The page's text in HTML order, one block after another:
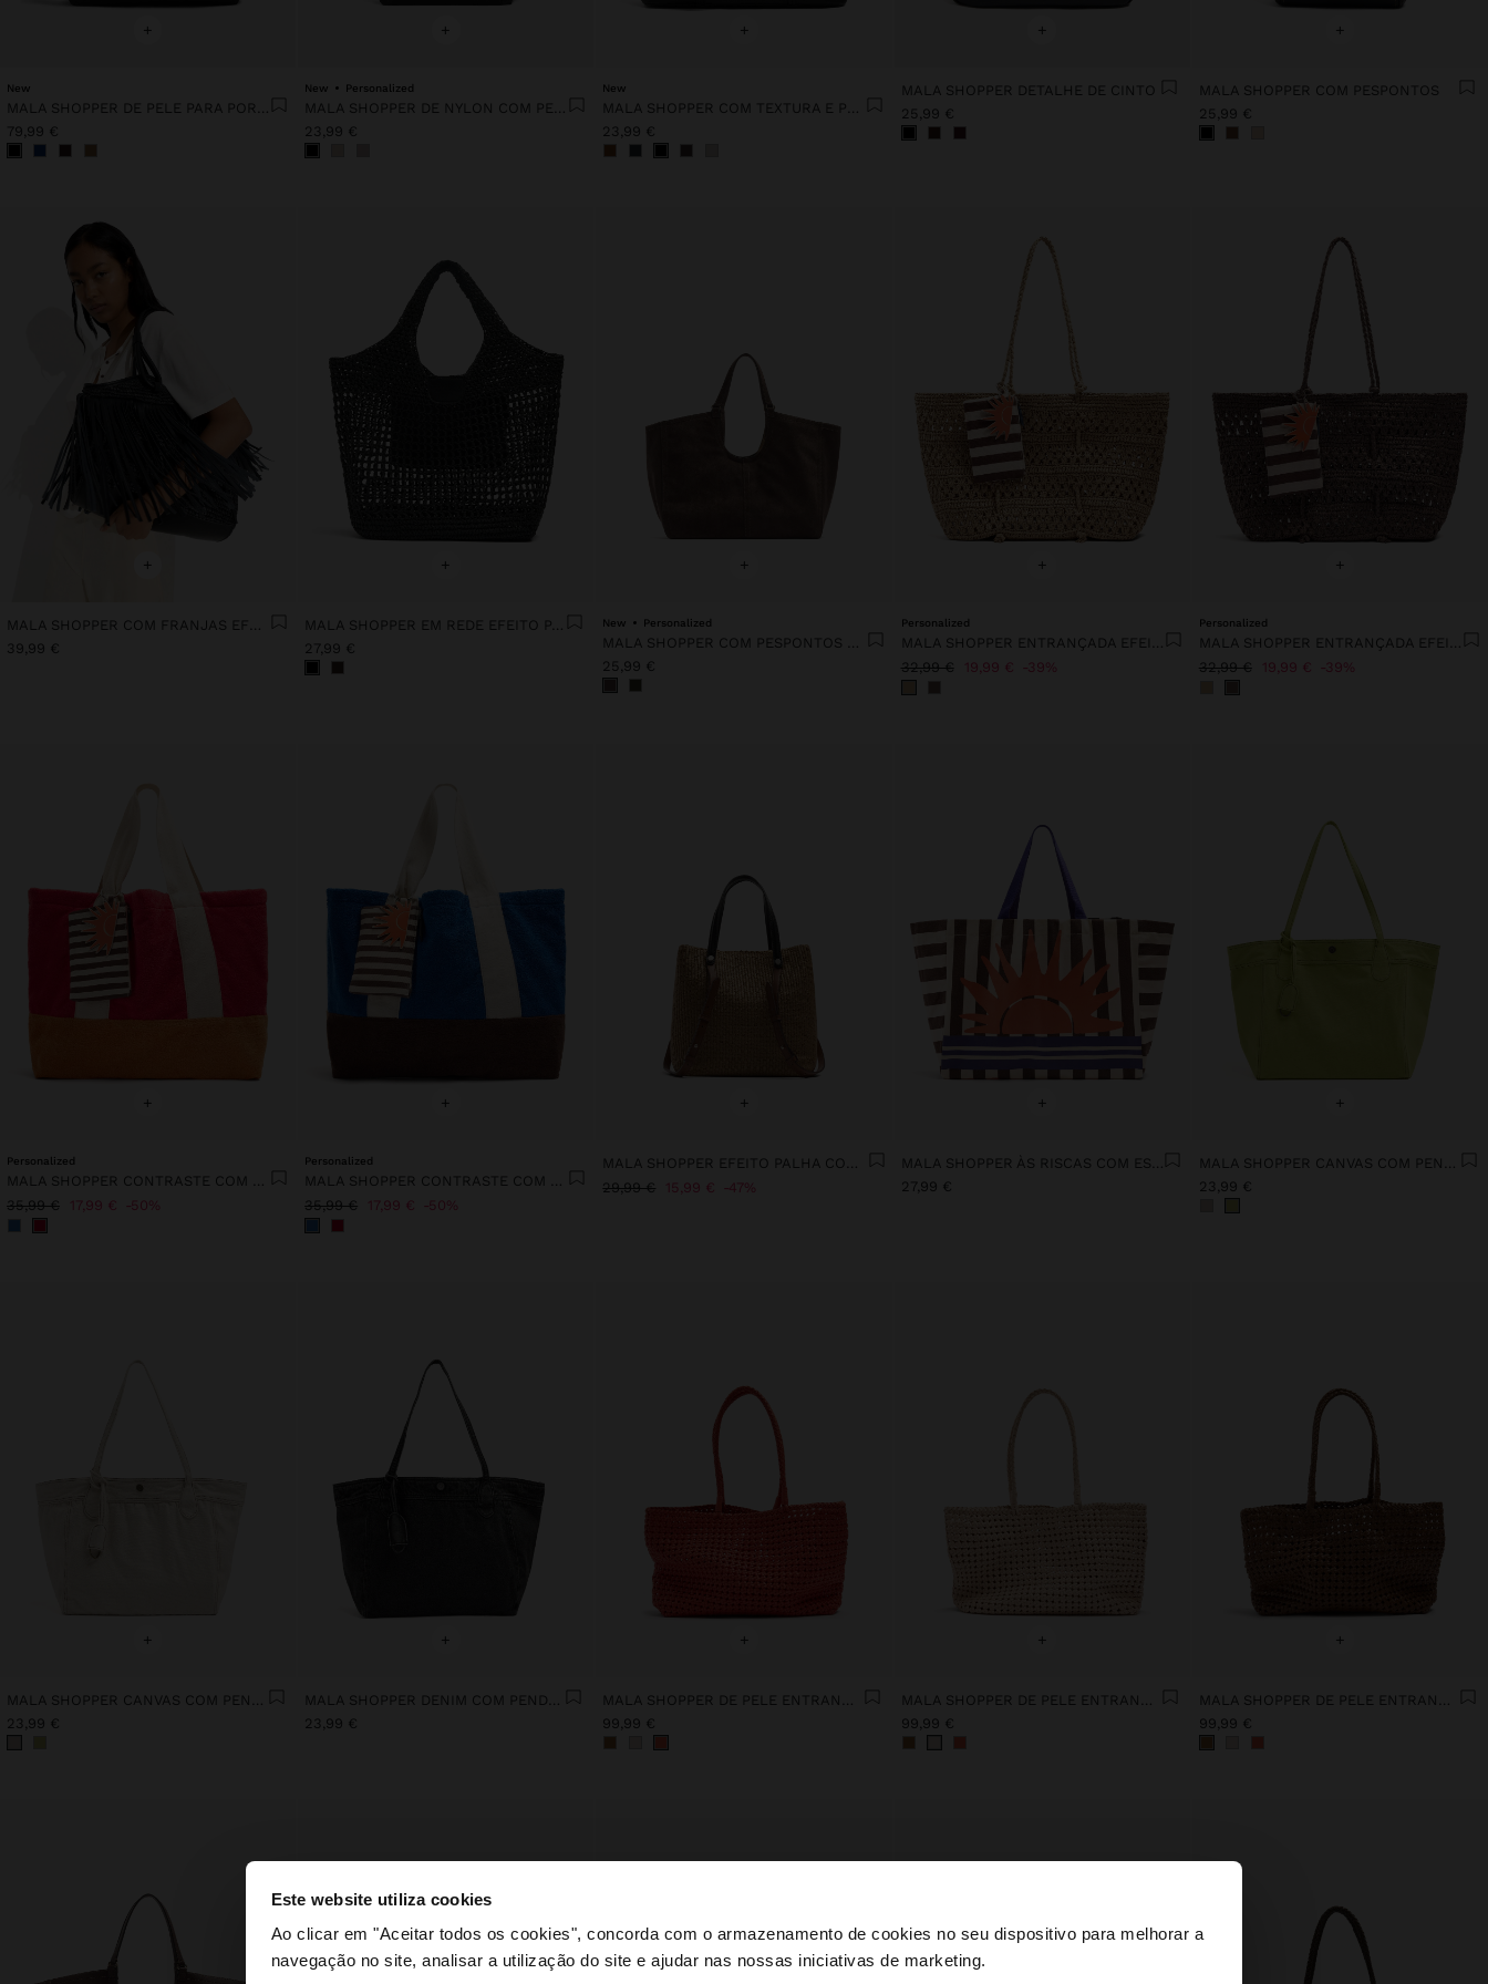
Este website utiliza cookies
Ao clicar em "Aceitar todos os cookies", concorda com o armazenamento de cookies no seu dispositivo para melhorar a
navegação no site, analisar a utilização do site e ajudar nas nossas iniciativas de marketing.
olá
Está a aceder ao site a partir de Portugal. Deseja navegar no nosso site United States?
+
New
MALA SHOPPER DE PELE PARA PORTÁTIL 15"
79,99 €
+
New Personalized
MALA SHOPPER DE NYLON COM PENDURO M
23,99 €
+
New
MALA SHOPPER COM TEXTURA E PENDURO
23,99 €
+
MALA SHOPPER DETALHE DE CINTO
25,99 €
+
MALA SHOPPER COM PESPONTOS
25,99 €
+
MALA SHOPPER COM FRANJAS EFEITO PELE
39,99 €
+
MALA SHOPPER EM REDE EFEITO PALHA
27,99 €
+
New Personalized
MALA SHOPPER COM PESPONTOS EFEITO PELE
25,99 €
+
Personalized
MALA SHOPPER ENTRANÇADA EFEITO PALHA
32,99 € 19,99 € 39%
+
Personalized
MALA SHOPPER ENTRANÇADA EFEITO PALHA
32,99 € 19,99 € 39%
+
Personalized
35,99 € 17,99 € 50%
+
Personalized
35,99 € 17,99 € 50%
+
29,99 € 15,99 € 47%
+
27,99 €
+
23,99 €
+
23,99 €
+
23,99 €
+
99,99 €
+
99,99 €
+
99,99 €